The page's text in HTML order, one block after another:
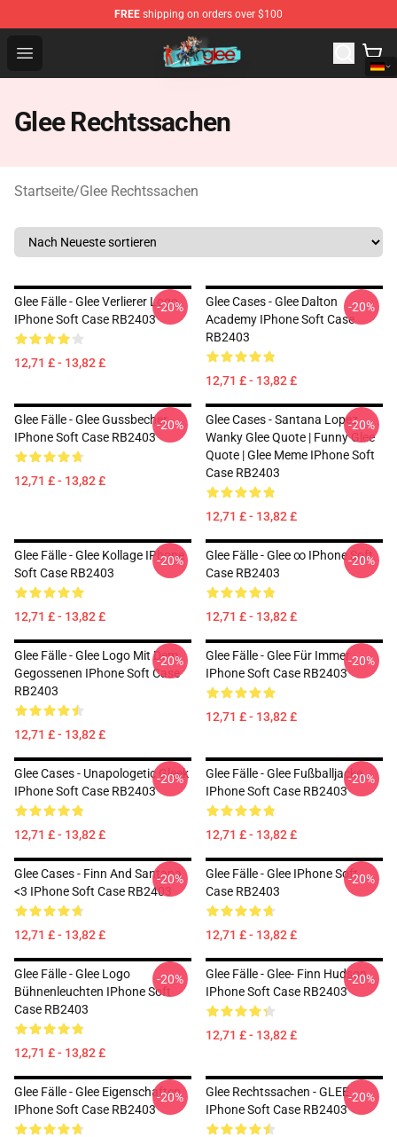
FREE shipping on orders over $100
Open menu
Glee Store - Official Glee Merchandise Shop
Glee Rechtssachen
Startseite/Glee Rechtssachen
Glee Fälle - Glee Verlierer Logo
IPhone Soft Case RB2403
12,71 £ - 13,82 £
-20%
Glee Cases - Glee Dalton
Academy IPhone Soft Case
RB2403
12,71 £ - 13,82 £
-20%
Glee Fälle - Glee Gussbecher
IPhone Soft Case RB2403
12,71 £ - 13,82 £
-20%
Glee Cases - Santana Lopez
Wanky Glee Quote | Funny Glee
Quote | Glee Meme IPhone Soft
Case RB2403
12,71 £ - 13,82 £
-20%
Glee Fälle - Glee Kollage IPhone
Soft Case RB2403
12,71 £ - 13,82 £
-20%
Glee Fälle - Glee ∞ IPhone Soft
Case RB2403
12,71 £ - 13,82 £
-20%
Glee Fälle - Glee Logo Mit Dem
Gegossenen IPhone Soft Case
RB2403
12,71 £ - 13,82 £
-20%
Glee Fälle - Glee Für Immer
IPhone Soft Case RB2403
12,71 £ - 13,82 £
-20%
Glee Cases - Unapologetic Gleek
IPhone Soft Case RB2403
12,71 £ - 13,82 £
-20%
Glee Fälle - Glee Fußballjacke
IPhone Soft Case RB2403
12,71 £ - 13,82 £
-20%
Glee Cases - Finn And Santana
<3 IPhone Soft Case RB2403
12,71 £ - 13,82 £
-20%
Glee Fälle - Glee IPhone Soft
Case RB2403
12,71 £ - 13,82 £
-20%
Glee Fälle - Glee Logo
Bühnenleuchten IPhone Soft
Case RB2403
12,71 £ - 13,82 £
-20%
Glee Fälle - Glee- Finn Hudson
IPhone Soft Case RB2403
12,71 £ - 13,82 £
-20%
Glee Fälle - Glee Eigenschaften
IPhone Soft Case RB2403
-20%
Glee Rechtssachen - GLEE
IPhone Soft Case RB2403
-20%